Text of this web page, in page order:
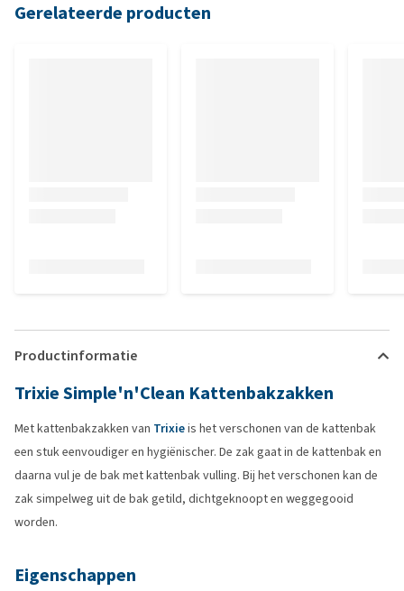
Gerelateerde producten
Productinformatie
Trixie Simple'n'Clean Kattenbakzakken
Met kattenbakzakken van Trixieis het verschonen van de kattenbak
een stuk eenvoudiger en hygiënischer. De zak gaat in de kattenbak en
daarna vul je de bak met kattenbak vulling. Bij het verschonen kan de
zak simpelweg uit de bak getild, dichtgeknoopt en weggegooid
worden.
Eigenschappen